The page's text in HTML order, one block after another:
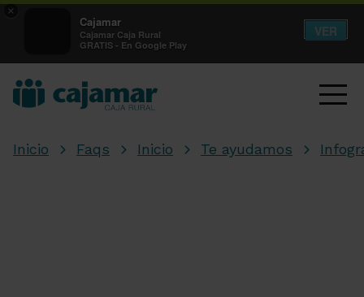
×
Cajamar
Cajamar Caja Rural
GRATIS - En Google Play
VER
Inicio Faqs Inicio Te ayudamos